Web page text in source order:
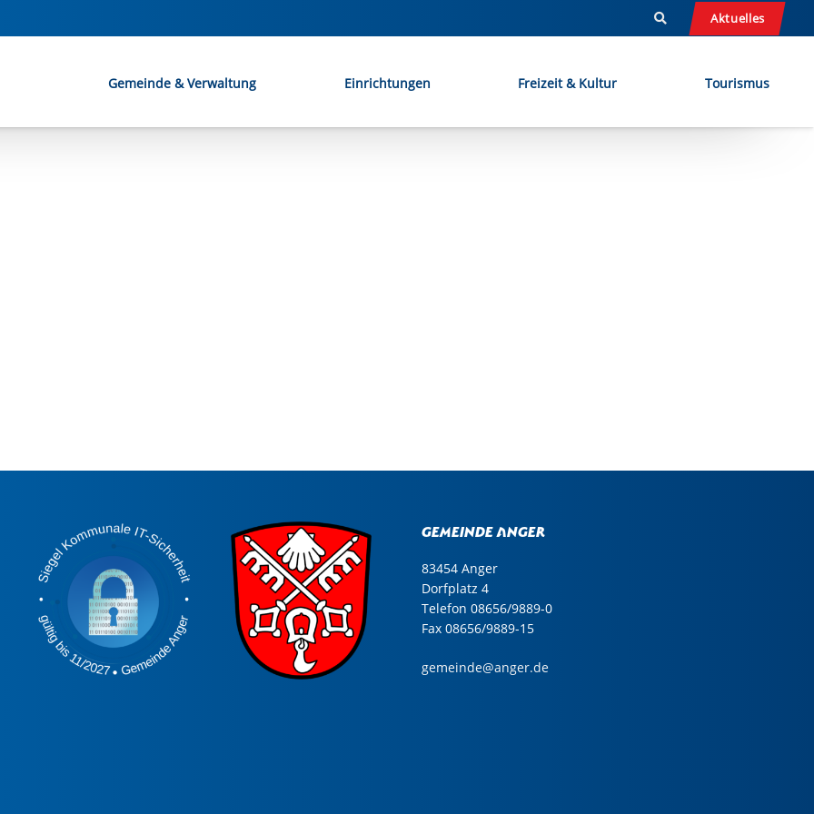
Aktuelles
Gemeinde & Verwaltung Einrichtungen Freizeit & Kultur Tourismus
Gemeinde Anger
83454 Anger
Dorfplatz 4
Telefon 08656/9889-0
Fax 08656/9889-15
gemeinde@anger.de